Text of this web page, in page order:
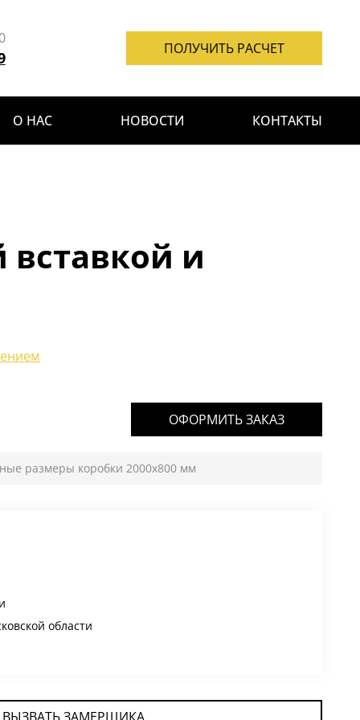
ПОЛУЧИТЬ РАСЧЕТ
О НАС НОВОСТИ КОНТАКТЫ
и
ОФОРМИТЬ ЗАКАЗ
размеры коробки 2000х800 мм
области